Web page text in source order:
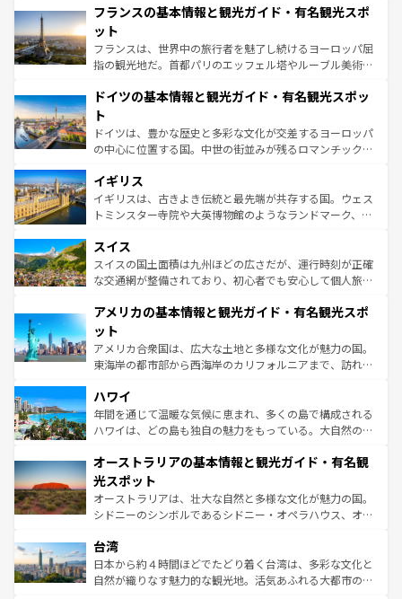
なお、新着のイタリア情報はコンテンツ一覧を参照してほ
しい。
文化が根付くこの国では、情熱的なフラメンコ、熱気あふ
れる闘牛、そして美味しいタパスが生活の一部となってい
る。首都マドリードの洗練された雰囲気や、バルセロナの
アートに溢れた街角から、地方では古代ローマ遺跡や中世
せる。地方によって風土や気候が異なるスペインはその個
ンテンツ一覧 を参照してほしい。
フランスの基本情報と観光ガイド・有名観光スポ
ット
フランスは、世界中の旅行者を魅了し続けるヨーロッパ屈
指の観光地だ。首都パリのエッフェル塔やルーブル美術館
で、幅広い魅力が詰まっている。華麗な宮殿、歴史的な大
聖堂、美しいビーチ、そして豊かな自然が、訪れる者を心
から魅了する。また、フランスは美食の国としても知ら
れ、フランス料理はユネスコ無形文化遺産にも登録されて
香り高いラベンダー畑など、多彩な楽しみ方が可能だ。さ
らに、パリ以外の地域にも魅力が溢れており、どの街角に
も豊かな歴史と文化が息づいている。パリ以外の個性あふ
を参照してほしい。
ドイツの基本情報と観光ガイド・有名観光スポッ
ト
ドイツは、豊かな歴史と多彩な文化が交差するヨーロッパ
の中心に位置する国。中世の街並みが残るロマンチック街
顔を持つこの国は、どこを歩いても飽きることがない。ベ
ルリンの文化的活気、バイエルン州のアルプスの絶景、そ
してライン川沿いのワイン畑といった風景は必見。ビール
は、お酒好きな人にはぜひ体験してほしい。 なお、新着の
ドイツ情報はコンテンツ一覧を参照してほしい。
イギリス
イギリスは、古きよき伝統と最先端が共存する国。ウェス
トミンスター寺院や大英博物館のようなランドマーク、歴
リアごとに異なる魅力がある。また、優雅なアフタヌーン
ティー、ビール好きにはたまらない英国パブ、サッカー観
戦など、本場だからこそできる体験も豊富。イギリスを旅
ンツ一覧を参照してほしい。
スイス
スイスの国土面積は九州ほどの広さだが、運行時刻が正確
な交通網が整備されており、初心者でも安心して個人旅行
の建物がそのまま残る町や、スイスならではのユニークな
博物館もあり、アルプス観光だけでなく町歩きも満喫する
ことができる。国民の所得が高いため物価も高いが、旅行
者向けの交通パス提供のサービスもあり、うまく活用すれ
着のスイス情報は
アメリカの基本情報と観光ガイド・有名観光スポ
ット
アメリカ合衆国は、広大な土地と多様な文化が魅力の国。
東海岸の都市部から西海岸のカリフォルニアまで、訪れる
のような巨大都市は、観光、ショッピング、エンターテイ
ンメントが詰まった刺激的なスポットだ。一方、アメリカ
西部には大自然が広がり、グランドキャニオンやイエロー
部のニューオーリンズでは、音楽と美食が融合した独特の
文化が魅力。旅行者はアメリカの各地域で異なる魅力を楽
しみながら、その多様性と豊かな歴史を感じることができ
るだろう。車でのロードトリップや列車の旅も、アメリカ
情報は
ハワイ
年間を通じて温暖な気候に恵まれ、多くの島で構成される
ハワイは、どの島も独自の魅力をもっている。大自然の神
ワイ島は見逃せない。また、定番の観光地といえばオアフ
島だが、静かな自然を求めるならマウイ島やカウアイ島が
おすすめ。エメラルドグリーンに輝く海をはじめ、豊かな
文化や歴史が息づいている。「アロハスピリット」と呼ば
人々、おいしいローカルフードやハワイアンミュージッ
ク、伝統的なフラダンスなど、すべてがハワイの魅力を彩
っている。訪れるたびに新しい発見と感動が待っているハ
オーストラリアの基本情報と観光ガイド・有名観
光スポット
オーストラリアは、壮大な自然と多様な文化が魅力の国。
シドニーのシンボルであるシドニー・オペラハウス、オー
リアリーフや大陸中央部にそびえるウルル（エアーズロッ
ク）、タスマニアの美しい原生林やケアンズの熱帯雨林な
ど、見どころがたくさん。また、カフェやワイン、オージ
台湾
日本から約４時間ほどでたどり着く台湾は、多彩な文化と
自然が織りなす魅力的な観光地。活気あふれる大都市の台